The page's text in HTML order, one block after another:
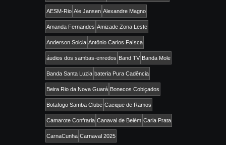
AESM-Rio Ale Jansen Alexandre Magno
Amanda Fernandes Amizade Zona Leste
Anderson Solcia Antônio Carlos Faísca
áudios dos sambas-enredos Band TV Banda Mole
Banda Santa Luzia bateria Pura Cadência
Beira Rio da Nova Guará Bonecos Cobiçados
Botafogo Samba Clube Cacique de Ramos
Camarote Confraria Canaval de Belém Carla Prata
CarnaCunha Carnaval 2025